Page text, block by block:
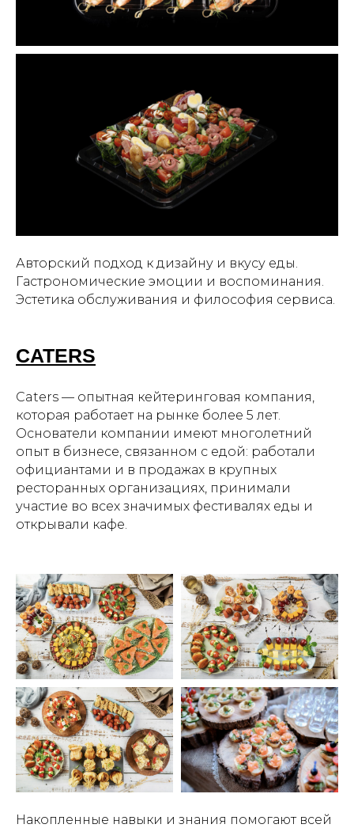
Авторский подход к дизайну и вкусу еды.
Гастрономические эмоции и воспоминания.
Эстетика обслуживания и философия сервиса.
CATERS
Caters — опытная кейтеринговая компания,
которая работает на рынке более 5 лет.
Основатели компании имеют многолетний
опыт в бизнесе, связанном с едой: работали
официантами и в продажах в крупных
ресторанных организациях, принимали
участие во всех значимых фестивалях еды и
открывали кафе.
Накопленные навыки и знания помогают всей
Выбрать на CaterMe
каталоге CaterMe